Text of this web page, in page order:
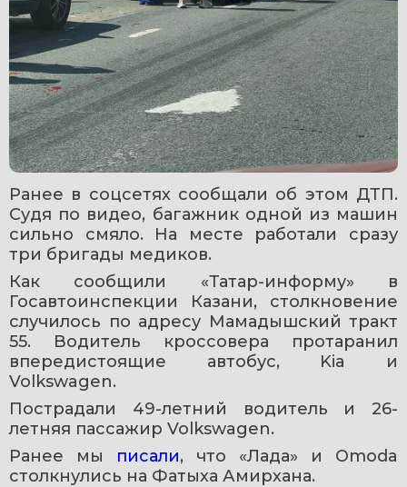
Ранее в соцсетях сообщали об этом ДТП.
Судя по видео, багажник одной из машин
сильно смяло. На месте работали сразу
три бригады медиков.
Как сообщили «Татар-информу» в
Госавтоинспекции Казани, столкновение
случилось по адресу Мамадышский тракт
55. Водитель кроссовера протаранил
впередистоящие автобус, Kia и
Volkswagen.
Пострадали 49-летний водитель и 26-
летняя пассажир Volkswagen.
Ранее мы писали, что «Лада» и Omoda
столкнулись на Фатыха Амирхана.